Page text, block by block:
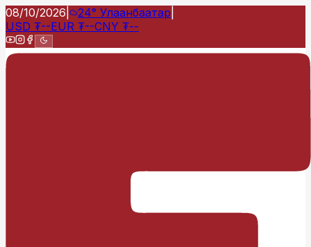
08/10/2026 24° Улаанбаатар
USD ₮--EUR ₮--CNY ₮--